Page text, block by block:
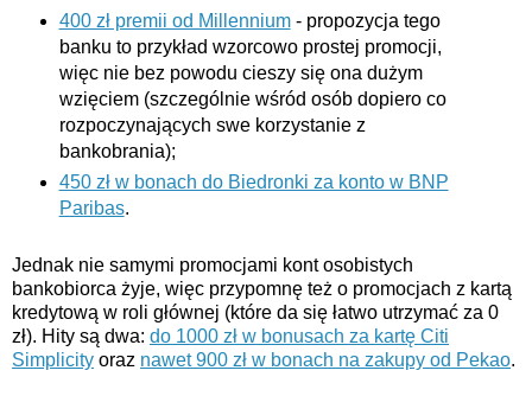
400 zł premii od Millennium- propozycja tego
banku to przykład wzorcowo prostej promocji,
więc nie bez powodu cieszy się ona dużym
wzięciem (szczególnie wśród osób dopiero co
rozpoczynających swe korzystanie z
bankobrania);
450 zł w bonach do Biedronki za konto w BNP
Paribas.
Jednak nie samymi promocjami kont osobistych
bankobiorca żyje, więc przypomnę też o promocjach z kartą
kredytową w roli głównej (które da się łatwo utrzymać za 0
zł). Hity są dwa: do 1000 zł w bonusach za kartę Citi
Simplicity oraz nawet 900 zł w bonach na zakupy od Pekao.